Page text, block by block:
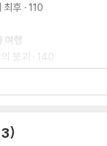
후 · 110
여행
붕괴 · 140
포 · 142
오파트라의 자녀들 · 150
3